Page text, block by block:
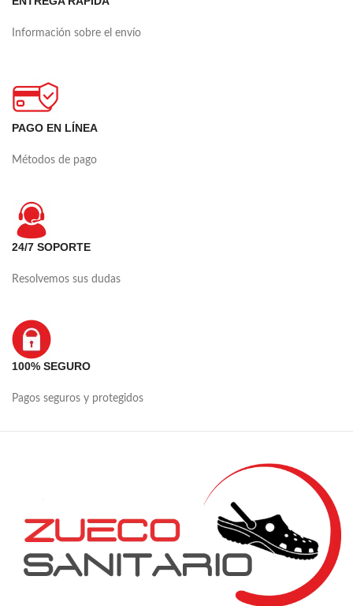
Información sobre el envío
PAGO EN LÍNEA
Métodos de pago
24/7 SOPORTE
Resolvemos sus dudas
100% SEGURO
Pagos seguros y protegidos